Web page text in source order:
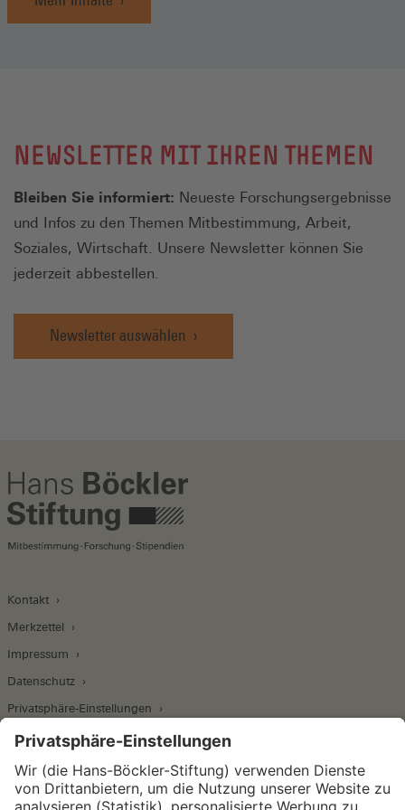
NEWSLETTER MIT IHREN THEMEN
Bleiben Sie informiert: Neueste Forschungsergebnisse
und Infos zu den Themen Mitbestimmung, Arbeit,
Soziales, Wirtschaft. Unsere Newsletter können Sie
jederzeit abbestellen.
Newsletter auswählen
Kontakt
Merkzettel
Impressum
Datenschutz
Privatsphäre-Einstellungen
Wirtschafts- und Sozialwissenschaftliches Institut